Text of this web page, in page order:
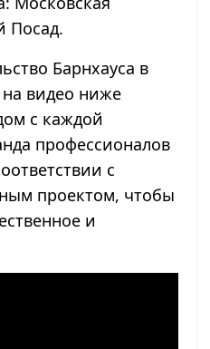
Посад.
Барнхауса в
видео ниже
с каждой
профессионалов
с
проектом, чтобы
и